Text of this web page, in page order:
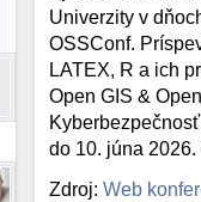
Univerzity v
OSSConf.
LATEX, R a ich
Open GIS &
do 10. júna 2026.
Zdroj:Web